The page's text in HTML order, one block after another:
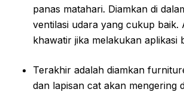
panas matahari. Diamkan di
ventilasi udara yang cukup baik.
khawatir jika melakukan aplikasi
Terakhir adalah diamkan
dan lapisan cat akan mengering